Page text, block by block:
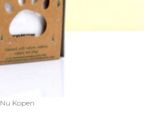
Nu Kopen